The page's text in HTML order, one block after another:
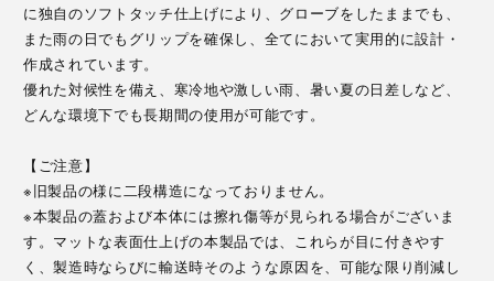
に独自のソフトタッチ仕上げにより、グローブをしたままでも、
また雨の日でもグリップを確保し、全てにおいて実用的に設計・
作成されています。
優れた対候性を備え、寒冷地や激しい雨、暑い夏の日差しなど、
どんな環境下でも長期間の使用が可能です。
【ご注意】
※旧製品の様に二段構造になっておりません。
※本製品の蓋および本体には擦れ傷等が見られる場合がございま
す。マットな表面仕上げの本製品では、これらが目に付きやす
く、製造時ならびに輸送時そのような原因を、可能な限り削減し